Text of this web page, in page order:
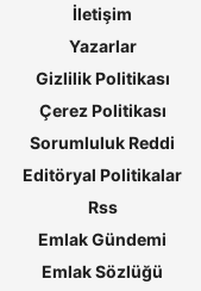
İletişim
Yazarlar
Gizlilik Politikası
Çerez Politikası
Sorumluluk Reddi
Editöryal Politikalar
Rss
Emlak Gündemi
Emlak Sözlüğü